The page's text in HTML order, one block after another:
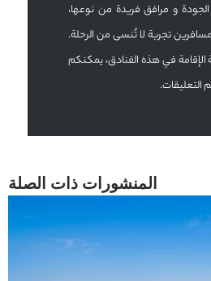
و مرافق فريدة من نوعها،
تجربة لا تُنسى من الرحلة.
الإقامة في هذه الفنادق، يمكنكم
التعليقات.